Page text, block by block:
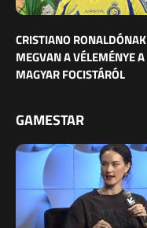
CRISTIANO RONALDÓNAK
MEGVAN A VÉLEMÉNYE A
MAGYAR FOCISTÁRÓL
GAMESTAR